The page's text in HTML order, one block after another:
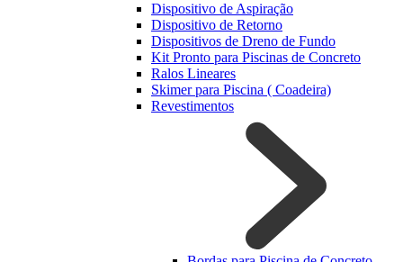
Dispositivo de Aspiração
Dispositivo de Retorno
Dispositivos de Dreno de Fundo
Kit Pronto para Piscinas de Concreto
Ralos Lineares
Skimer para Piscina ( Coadeira)
Revestimentos